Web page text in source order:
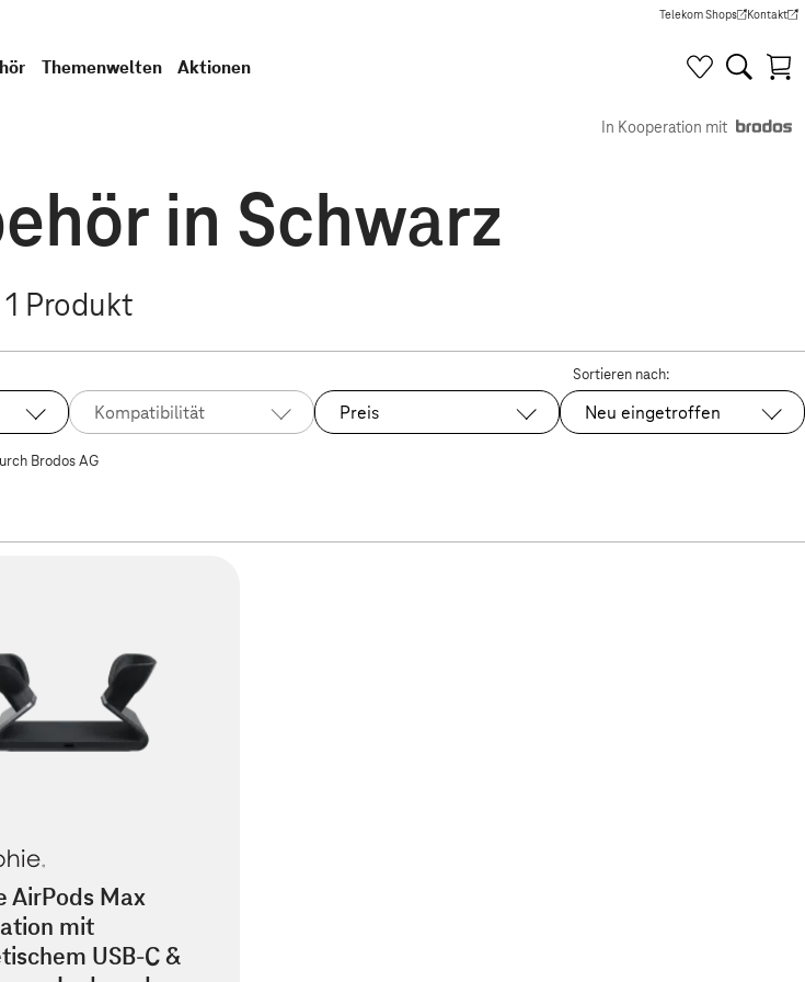
Telekom Shops
(Wird in einem neuen Tab
Kontakt
(Wird in
Themenwelten Aktionen
In Kooperation mit
in Schwarz
1 Produkt
Kompatibilität Preis
Sortieren nach:
Ausgewählt:
Neu eingetroffen
Brodos AG
AirPods Max
mit
USB-C &